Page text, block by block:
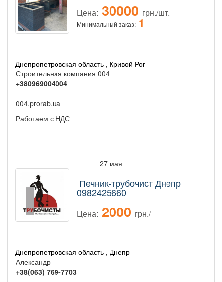
Цена: 30000 грн./шт.
Минимальный заказ: 1
Днепропетровская область , Кривой Рог
Строительная компания 004
+380969004004
004.prorab.ua
Работаем с НДС
27 мая
Печник-трубочист Днепр
0982425660
Цена: 2000 грн./
Днепропетровская область , Днепр
Александр
+38(063) 769-7703